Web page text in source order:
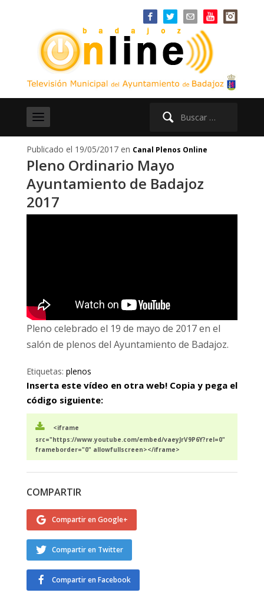
Buscar:
Publicado el 19/05/2017 en Canal Plenos Online
Pleno Ordinario Mayo
Ayuntamiento de Badajoz
2017
Pleno celebrado el 19 de mayo de 2017 en el
salón de plenos del Ayuntamiento de Badajoz.
Etiquetas: plenos
Inserta este vídeo en otra web! Copia y pega el
código siguiente:
<iframe
src="https://www.youtube.com/embed/vaeyJrV9P6Y?rel=0"
frameborder="0" allowfullscreen></iframe>
COMPARTIR
Compartir en Google+
Compartir en Twitter
Compartir en Facebook